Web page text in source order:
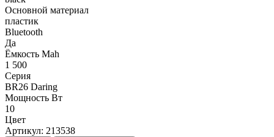
Основной материал
пластик
Bluetooth
Да
Ёмкость Mah
1 500
Серия
BR26 Daring
Мощность Вт
10
Цвет
Артикул: 213538